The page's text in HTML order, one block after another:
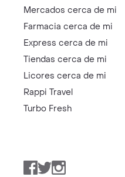
Mercados cerca de mi
Farmacia cerca de mi
Express cerca de mi
Tiendas cerca de mi
Licores cerca de mi
Rappi Travel
Turbo Fresh
Facebook
TwitterInstagram